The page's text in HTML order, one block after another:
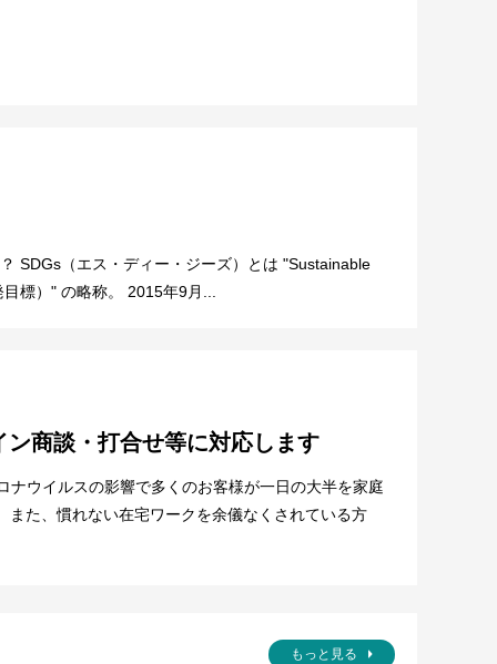
SDGs（エス・ディー・ジーズ）とは "Sustainable
標）" の略称。 2015年9月...
商談・打合せ等に対応します
ナウイルスの影響で多くのお客様が一日の大半を家庭
また、慣れない在宅ワークを余儀なくされている方
もっと見る